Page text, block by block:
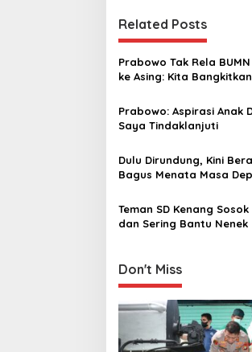
t
n
a
v
i
g
a
t
o
Related Posts
Prabowo Tak Rela
ke Asing: Kita
Prabowo: Aspirasi Anak
Saya Tindaklanjuti
Dulu Dirundung, Kini
Bagus Menata Masa
Teman SD Kenang
dan Sering Bantu Nenek
Don't Miss